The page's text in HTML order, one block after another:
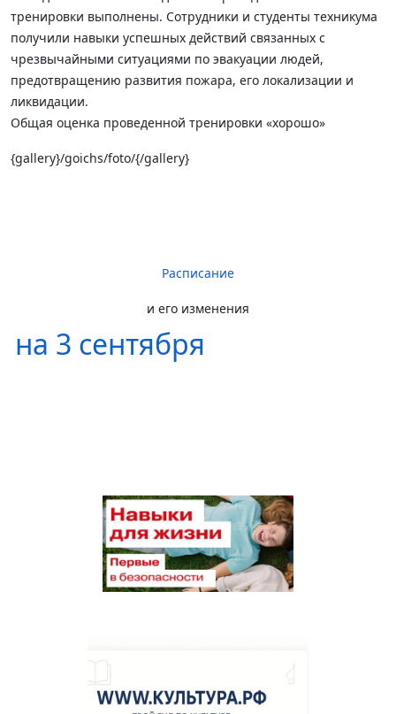
тренировки выполнены. Сотрудники и студенты техникума
получили навыки успешных действий связанных с
чрезвычайными ситуациями по эвакуации людей,
предотвращению развития пожара, его локализации и
ликвидации.
Общая оценка проведенной тренировки «хорошо»
{gallery}/goichs/foto/{/gallery}
Расписание
и его изменения
на 3 сентября